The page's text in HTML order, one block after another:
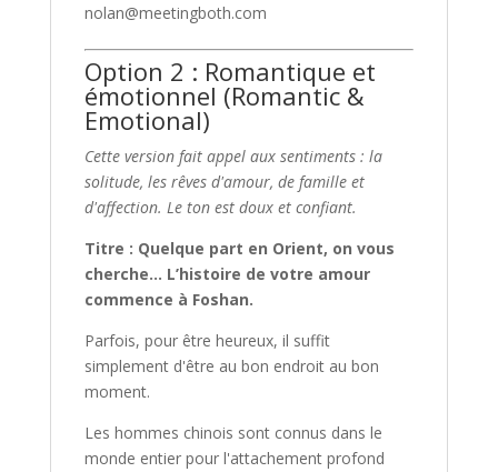
nolan@meetingboth.com
Option 2 : Romantique et
émotionnel (Romantic &
Emotional)
Cette version fait appel aux sentiments : la
solitude, les rêves d'amour, de famille et
d'affection. Le ton est doux et confiant.
Titre : Quelque part en Orient, on vous
cherche… L’histoire de votre amour
commence à Foshan.
Parfois, pour être heureux, il suffit
simplement d'être au bon endroit au bon
moment.
Les hommes chinois sont connus dans le
monde entier pour l'attachement profond